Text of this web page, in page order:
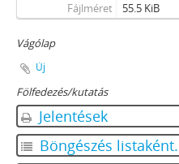
Fájlméret
55.5 KiB
Vágólap
Új
Fölfedezés/kutatás
Jelentések
Böngészés listaként.